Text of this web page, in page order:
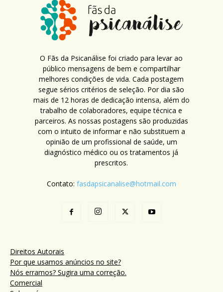
O Fãs da Psicanálise foi criado para levar ao
público mensagens de bem e compartilhar
melhores condições de vida. Cada postagem
segue sérios critérios de seleção. Por dia são
mais de 12 horas de dedicação intensa, além do
trabalho de colaboradores, equipe técnica e
parceiros. As nossas postagens são produzidas
com o intuito de informar e não substituem a
opinião de um profissional de saúde, um
diagnóstico médico ou os tratamentos já
prescritos.
Contato: fasdapsicanalise@hotmail.com
Direitos Autorais
Por que usamos anúncios no site?
Nós erramos? Sugira uma correção.
Comercial